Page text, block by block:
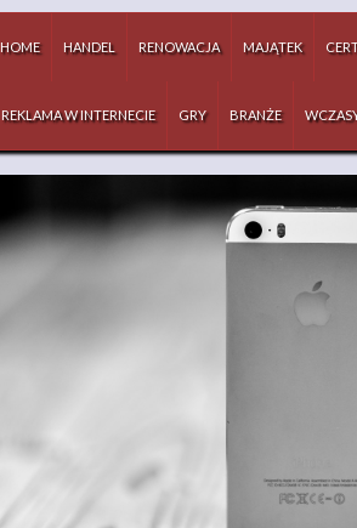
HOME HANDEL RENOWACJA MAJĄTEK
REKLAMA W INTERNECIE GRY BRANŻE